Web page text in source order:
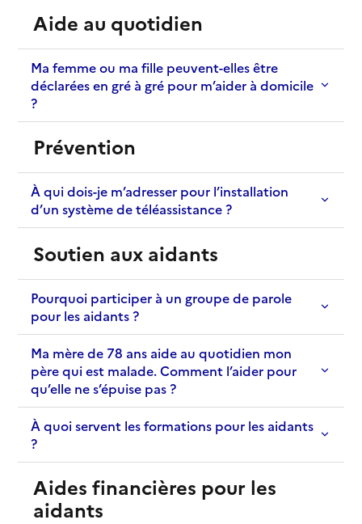
Aide au quotidien
Ma femme ou ma fille peuvent-elles être
déclarées en gré à gré pour m’aider à domicile
?
Prévention
À qui dois-je m’adresser pour l’installation
d’un système de téléassistance ?
Soutien aux aidants
Pourquoi participer à un groupe de parole
pour les aidants ?
Ma mère de 78 ans aide au quotidien mon
père qui est malade. Comment l’aider pour
qu’elle ne s’épuise pas ?
À quoi servent les formations pour les aidants
?
Aides financières pour les
aidants